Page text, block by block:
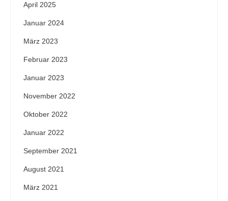
April 2025
Januar 2024
März 2023
Februar 2023
Januar 2023
November 2022
Oktober 2022
Januar 2022
September 2021
August 2021
März 2021